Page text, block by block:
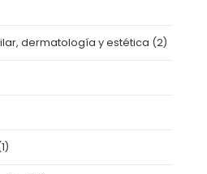
dermatología y estética (2)